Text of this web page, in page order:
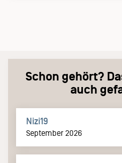
Schon gehört?
auch
Nizi19
September 2026